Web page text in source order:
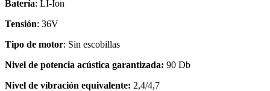
Batería: LI-Ion
Tensión: 36V
Tipo de motor: Sin escobillas
Nivel de potencia acústica garantizada: 90 Db
Nivel de vibración equivalente: 2,4/4,7